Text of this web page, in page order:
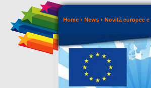
Home News Novità europee